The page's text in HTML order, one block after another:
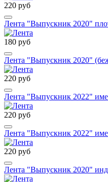
220 руб
Лента "Выпускник 2020"
180 руб
Лента "Выпускник 2020"
220 руб
Лента "Выпускник 2022"
220 руб
Лента "Выпускник 2022"
220 руб
Лента "Выпускник 2020"